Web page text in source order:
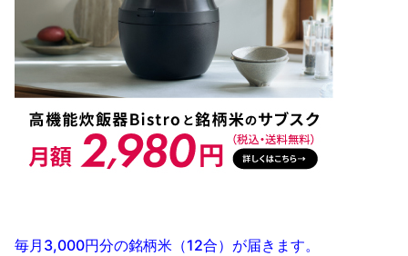
毎月3,000円分の銘柄米（12合）が届きます。